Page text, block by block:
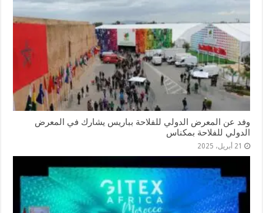
وفد عن المعرض الدولي للفلاحة بباريس يشارك في المعرض
الدولي للفلاحة بمكناس
21 أبريل، 2025